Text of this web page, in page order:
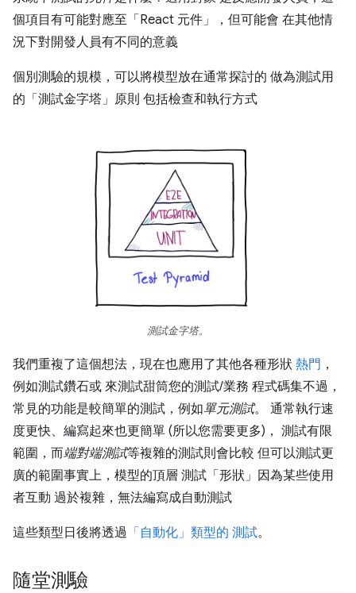
個項目有可能對應至「React 元件」，但可能會 在其他情
況下對開發人員有不同的意義
個別測驗的規模，可以將模型放在通常探討的 做為測試用
的「測試金字塔」原則 包括檢查和執行方式
測試金字塔。
我們重複了這個想法，現在也應用了其他各種形狀 熱門 ，
例如測試鑽石或 來測試甜筒您的測試/業務 程式碼集不過，
常見的功能是較簡單的測試，例如單元測試。 通常執行速
度更快、編寫起來也更簡單 (所以您需要更多)， 測試有限
範圍，而端對端測試等複雜的測試則會比較 但可以測試更
廣的範圍事實上，模型的頂層 測試「形狀」因為某些使用
者互動 過於複雜，無法編寫成自動測試
這些類型日後將透過 「自動化」類型的 測試。
隨堂測驗